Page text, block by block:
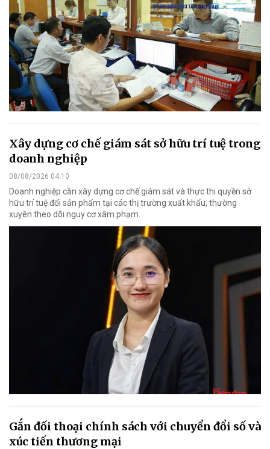
Xây dựng cơ chế giám sát sở hữu trí tuệ trong
doanh nghiệp
08/08/2026 04:10
Doanh nghiệp cần xây dựng cơ chế giám sát và thực thi quyền sở
hữu trí tuệ đối sản phẩm tại các thị trường xuất khẩu, thường
xuyên theo dõi nguy cơ xâm phạm.
Gắn đối thoại chính sách với chuyển đổi số và
xúc tiến thương mại